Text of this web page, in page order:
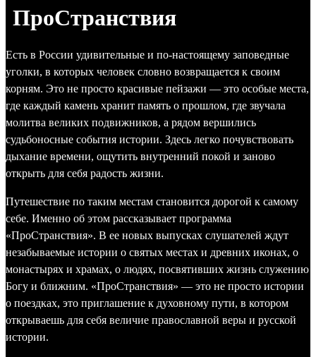
ПроСтранствия
Есть в России удивительные и по-настоящему заповедные
уголки, в которых человек словно возвращается к своим
корням. Это не просто красивые пейзажи — это особые места,
где каждый камень хранит память о прошлом, где звучала
молитва великих подвижников, а рядом вершились
судьбоносные события истории. Здесь легко почувствовать
дыхание времени, ощутить внутренний покой и заново
открыть для себя радость жизни.
Путешествие по таким местам становится дорогой к самому
себе. Именно об этом рассказывает программа
«ПроСтранствия». В ее новых выпусках слушателей ждут
незабываемые истории о святых местах и древних иконах, о
монастырях и храмах, о людях, посвятивших жизнь служению
Богу и ближним. «ПроСтранствия» — это не просто истории
о поездках, это приглашение к духовному пути, в котором
открываешь для себя величие православной веры и русской
истории.